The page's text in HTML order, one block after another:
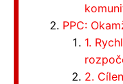
PPC:
1.
2.